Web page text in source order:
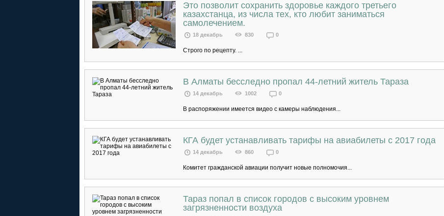
Это позволит сохранить здоровье каждого третьего
казахстанца, из числа тех, кто любит заниматься
самолечением.
18 декабрь 830 0
Строго по рецепту. ...
В Алматы бесследно пропал 44-летний житель Тараза
14 декабрь 1002 0
В распоряжении имеется видео с камеры наблюдения...
КГА будет устанавливать тарифы на авиабилеты с 2017 года
14 декабрь 860 0
Комитет гражданской авиации получит новые полномочия...
Тараз попал в список городов с высоким уровнем
загрязненности воздуха